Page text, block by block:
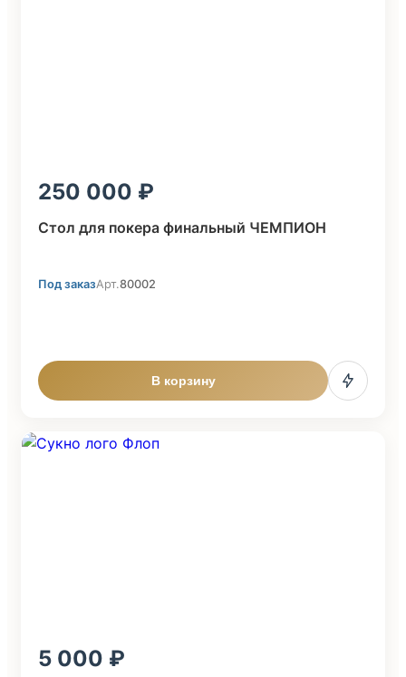
250 000
Стол для покера финальный ЧЕМПИОН
Под заказАрт.80002
В корзину
5 000